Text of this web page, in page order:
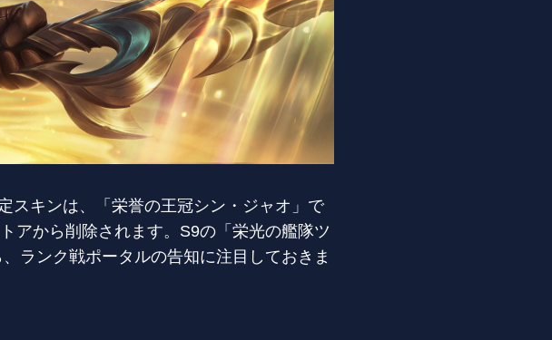
スキンは、「栄誉の王冠シン・ジャオ」で
アから削除されます。S9の「栄光の艦隊ツ
ランク戦ポータルの告知に注目しておきま